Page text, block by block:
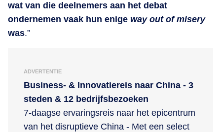
wat van die deelnemers aan het debat
ondernemen vaak hun enige way out of misery
was.”
ADVERTENTIE
Business- & Innovatiereis naar China - 3
steden & 12 bedrijfsbezoeken
7-daagse ervaringsreis naar het epicentrum
van het disruptieve China - Met een select